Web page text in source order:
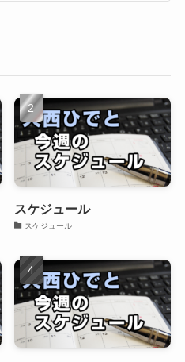
スケジュール
スケジュール